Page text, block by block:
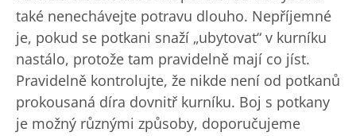
také nenechávejte potravu dlouho. Nepříjemné
je, pokud se potkani snaží „ubytovat“ v kurníku
nastálo, protože tam pravidelně mají co jíst.
Pravidelně kontrolujte, že nikde není od potkanů
prokousaná díra dovnitř kurníku. Boj s potkany
je možný různými způsoby, doporučujeme